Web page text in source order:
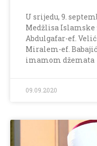
U srijedu, 9.
Medžlisa Islamske
Abdulgafar-ef.
Miralem-ef.
imamom džemata
09.09.2020